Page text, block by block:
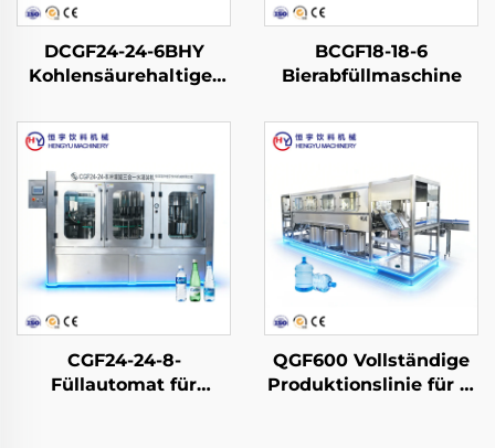
DCGF24-24-6BHY
Kohlensäurehaltige-
Abfüllmaschine
BCGF18-18-6
Bierabfüllmaschine
CGF24-24-8-
Füllautomat für
QGF600 Vollständige
Produktionslinie für 3-